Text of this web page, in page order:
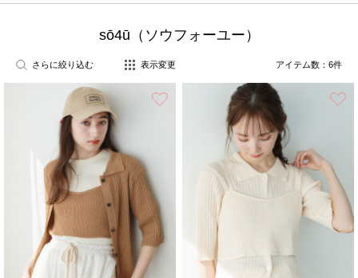
sō4ū（ソウフォーユー）
さらに絞り込む 表示変更 アイテム数： 6件